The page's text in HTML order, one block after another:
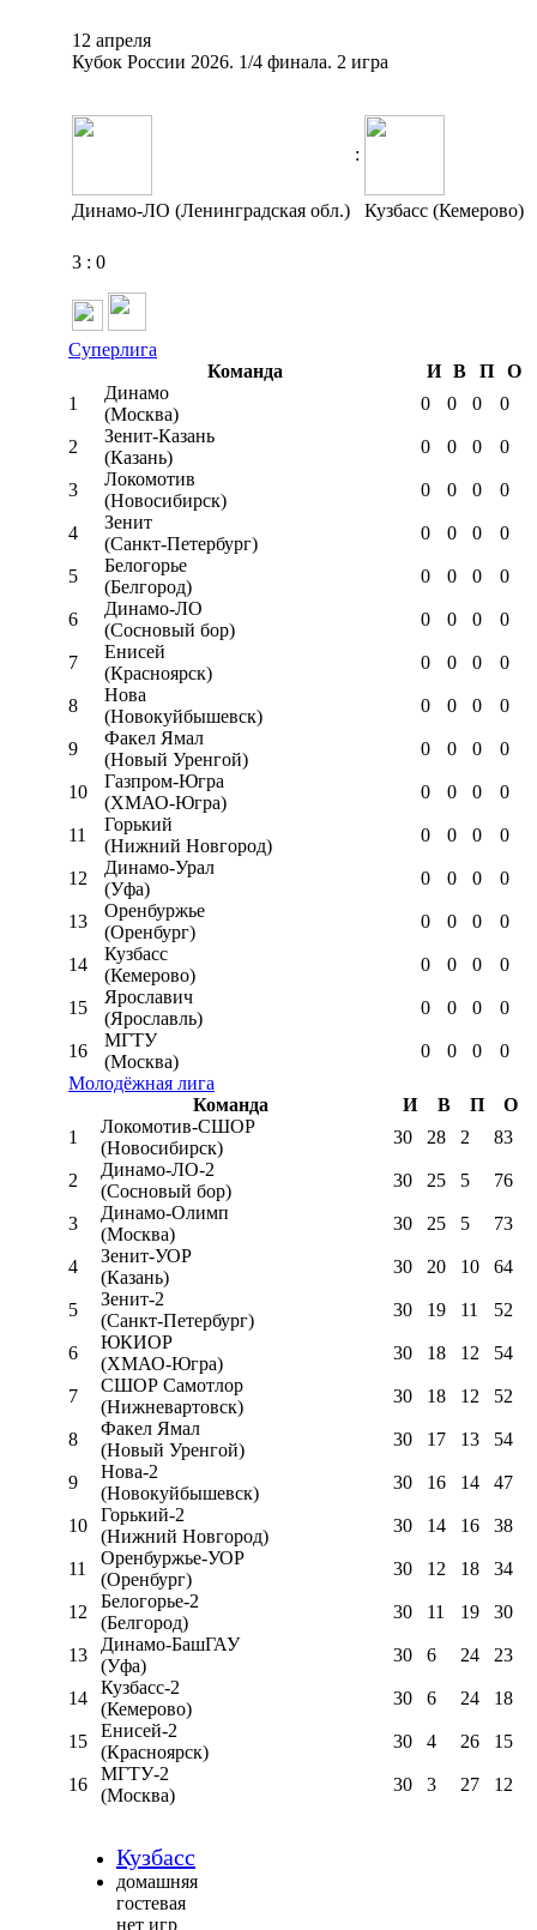
12 апреля
Кубок России 2026. 1/4 финала. 2 игра
:
Динамо-ЛО (Ленинградская обл.) Кузбасс (Кемерово)
3 : 0
Суперлига
Команда
И В П
О
1
Динамо
(Москва)
0 0 0 0
2
Зенит-Казань
(Казань)
0 0 0 0
3
Локомотив
(Новосибирск)
0 0 0 0
4
Зенит
(Санкт-Петербург)
0 0 0 0
5
Белогорье
(Белгород)
0 0 0 0
6
Динамо-ЛО
(Сосновый бор)
0 0 0 0
7
Енисей
(Красноярск)
0 0 0 0
8
Нова
(Новокуйбышевск)
0 0 0 0
9
Факел Ямал
(Новый Уренгой)
0 0 0 0
10
Газпром-Югра
(ХМАО-Югра)
0 0 0 0
11
Горький
(Нижний Новгород)
0 0 0 0
12
Динамо-Урал
(Уфа)
0 0 0 0
13
Оренбуржье
(Оренбург)
0 0 0 0
14
Кузбасс
(Кемерово)
0 0 0 0
15
Ярославич
(Ярославль)
0 0 0 0
16
МГТУ
(Москва)
0 0 0
0
Молодёжная лига
Команда
И В П
О
1
Локомотив-CШОР
(Новосибирск)
30 28 2 83
2
Динамо-ЛО-2
(Сосновый бор)
30 25 5 76
3
Динамо-Олимп
(Москва)
30 25 5 73
4
Зенит-УОР
(Казань)
30 20 10 64
5
Зенит-2
(Санкт-Петербург)
30 19 11 52
6
ЮКИОР
(ХМАО-Югра)
30 18 12 54
7
СШОР Самотлор
(Нижневартовск)
30 18 12 52
8
Факел Ямал
(Новый Уренгой)
30 17 13 54
9
Нова-2
(Новокуйбышевск)
30 16 14 47
10
Горький-2
(Нижний Новгород)
30 14 16 38
11
Оренбуржье-УОР
(Оренбург)
30 12 18 34
12
Белогорье-2
(Белгород)
30 11 19 30
13
Динамо-БашГАУ
(Уфа)
30 6 24 23
14
Кузбасс-2
(Кемерово)
30 6 24 18
15
Енисей-2
(Красноярск)
30 4 26 15
16
МГТУ-2
(Москва)
30 3 27 12
Кузбасс
домашняя
гостевая
нет игр